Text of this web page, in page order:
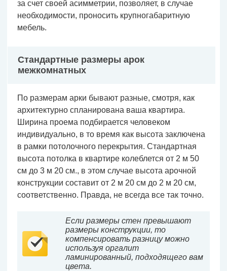
за счет своей асимметрии, позволяет, в случае
необходимости, проносить крупногабаритную
мебель.
Стандартные размеры арок
межкомнатных
По размерам арки бывают разные, смотря, как
архитектурно спланирована ваша квартира.
Ширина проема подбирается человеком
индивидуально, в то время как высота заключена
в рамки потолочного перекрытия. Стандартная
высота потолка в квартире колеблется от 2 м 50
см до 3 м 20 см., в этом случае высота арочной
конструкции составит от 2 м 20 см до 2 м 20 см,
соответственно. Правда, не всегда все так точно.
Если размеры стен превышают
размеры конструкции, то
компенсировать разницу можно
используя оргалит
ламинированный, подходящего вам
цвета.